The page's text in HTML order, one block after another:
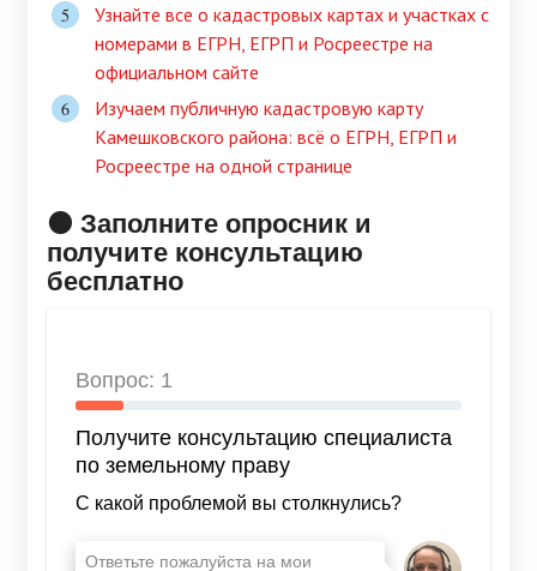
Узнайте все о кадастровых картах и участках с
номерами в ЕГРН, ЕГРП и Росреестре на
официальном сайте
Изучаем публичную кадастровую карту
Камешковского района: всё о ЕГРН, ЕГРП и
Росреестре на одной странице
🟠 Заполните опросник и
получите консультацию
бесплатно